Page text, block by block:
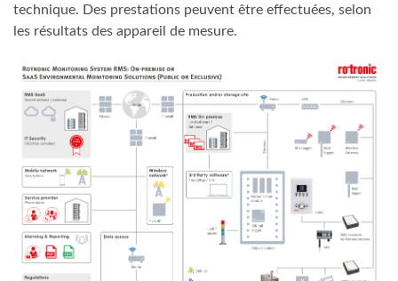
technique. Des prestations peuvent être effectuées, selon
les résultats des appareil de mesure.